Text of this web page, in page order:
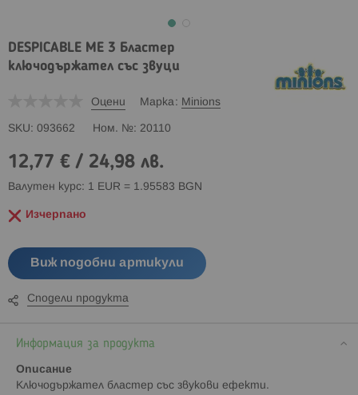
DESPICABLE ME 3 Бластер
ключодържател със звуци
Оцени Марка Minions
SKU 093662 Ном. № 20110
12,77 € / 24,98 лв.
Валутен курс: 1 EUR = 1.95583 BGN
Изчерпано
Виж подобни артикули
Сподели продукта
Информация за продукта
Описание
Ключодържател бластер със звукови ефекти.